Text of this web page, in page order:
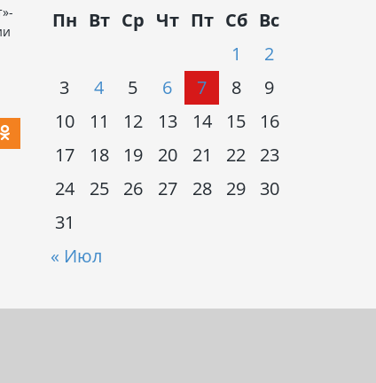
Пн Вт Ср Чт Пт Сб Вс
« Июл
1
2
3
4 5 6 7 8
9
10
11 12 13 14 15
16
17
18 19 20 21 22
23
24
25 26 27 28 29
30
31